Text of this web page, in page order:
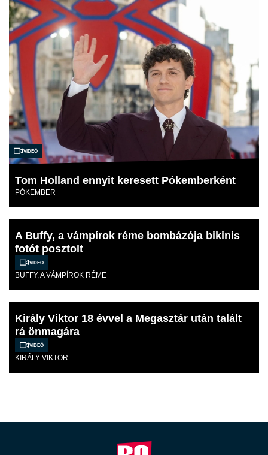
Videó
Tom Holland ennyit keresett Pókemberként
PÓKEMBER
A Buffy, a vámpírok réme bombázója bikinis
fotót posztolt
Videó
BUFFY, A VÁMPÍROK RÉME
Király Viktor 18 évvel a Megasztár után talált
rá önmagára
Videó
KIRÁLY VIKTOR